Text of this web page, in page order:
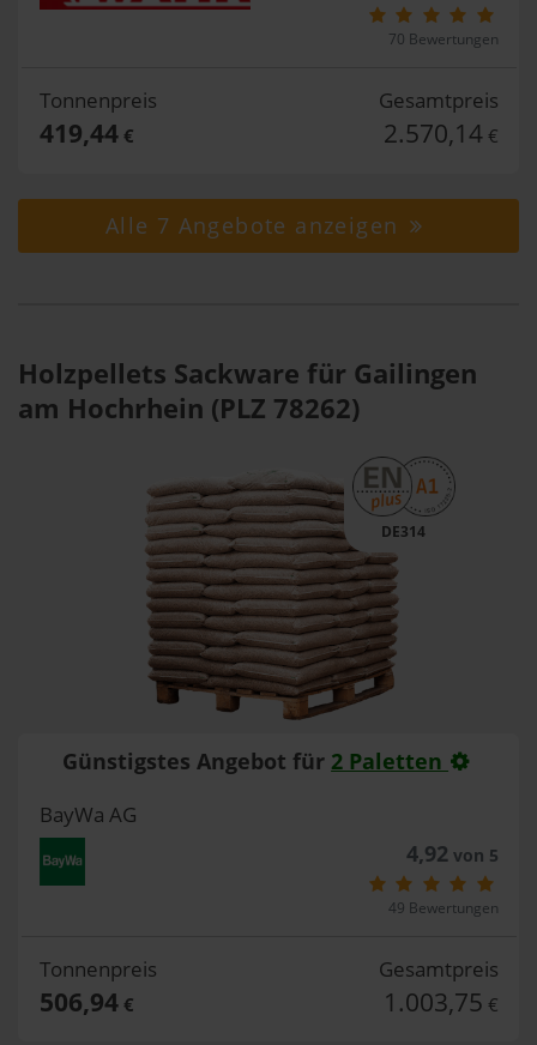
70 Bewertungen
Tonnenpreis
419,44€
Gesamtpreis
2.570,14 €
Alle 7 Angebote anzeigen
Holzpellets Sackware für Gailingen
am Hochrhein (PLZ 78262)
DE314
Günstigstes Angebot für 2 Paletten
BayWa AG
4,92von 5
49 Bewertungen
Tonnenpreis
506,94€
Gesamtpreis
1.003,75 €